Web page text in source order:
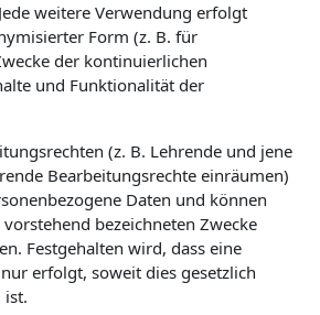
weitere Verwendung erfolgt
Form (z. B. für
der kontinuierlichen
und Funktionalität der
(z. B. Lehrende und jene
Bearbeitungsrechte einräumen)
Daten und können
bezeichneten Zwecke
Festgehalten wird, dass eine
erfolgt, soweit dies gesetzlich
ist.